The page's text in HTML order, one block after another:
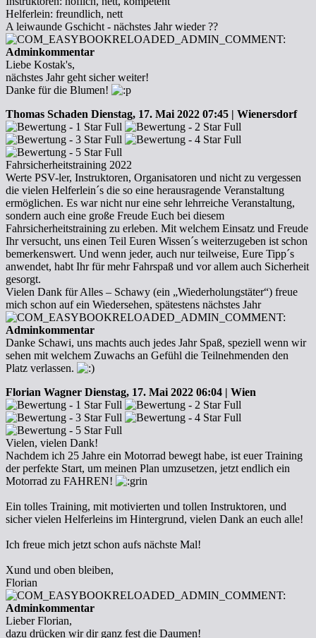
Helferlein: freundlich, nett
A leiwaunde Gschicht - nächstes Jahr wieder ??
Adminkommentar
Liebe Kostak's,
nächstes Jahr geht sicher weiter!
Danke für die Blumen!
Thomas Schaden Dienstag, 17. Mai 2022 07:45 | Wienersdorf
Fahrsicherheitstraining 2022
Werte PSV-ler, Instruktoren, Organisatoren und nicht zu vergessen
die vielen Helferlein´s die so eine herausragende Veranstaltung
ermöglichen. Es war nicht nur eine sehr lehrreiche Veranstaltung,
sondern auch eine große Freude Euch bei diesem
Fahrsicherheitstraining zu erleben. Mit welchem Einsatz und Freude
Ihr versucht, uns einen Teil Euren Wissen´s weiterzugeben ist schon
bemerkenswert. Und wenn jeder, auch nur teilweise, Eure Tipp´s
anwendet, habt Ihr für mehr Fahrspaß und vor allem auch Sicherheit
gesorgt.
Vielen Dank für Alles – Schawy (ein „Wiederholungstäter“) freue
mich schon auf ein Wiedersehen, spätestens nächstes Jahr
Adminkommentar
Danke Schawi, uns machts auch jedes Jahr Spaß, speziell wenn wir
sehen mit welchem Zuwachs an Gefühl die Teilnehmenden den
Platz verlassen.
Florian Wagner Dienstag, 17. Mai 2022 06:04 | Wien
Vielen, vielen Dank!
Nachdem ich 25 Jahre ein Motorrad bewegt habe, ist euer Training
der perfekte Start, um meinen Plan umzusetzen, jetzt endlich ein
Motorrad zu FAHREN!
Ein tolles Training, mit motivierten und tollen Instruktoren, und
sicher vielen Helferleins im Hintergrund, vielen Dank an euch alle!
Ich freue mich jetzt schon aufs nächste Mal!
Xund und oben bleiben,
Florian
Adminkommentar
Lieber Florian,
dazu drücken wir dir ganz fest die Daumen!